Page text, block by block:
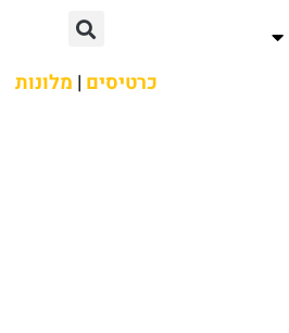
כרטיסים | מלונות